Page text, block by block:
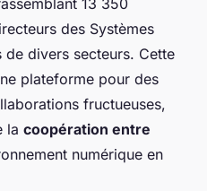
13 350
des Systèmes
divers secteurs. Cette
plateforme pour des
fructueuses,
la coopération entre
numérique en